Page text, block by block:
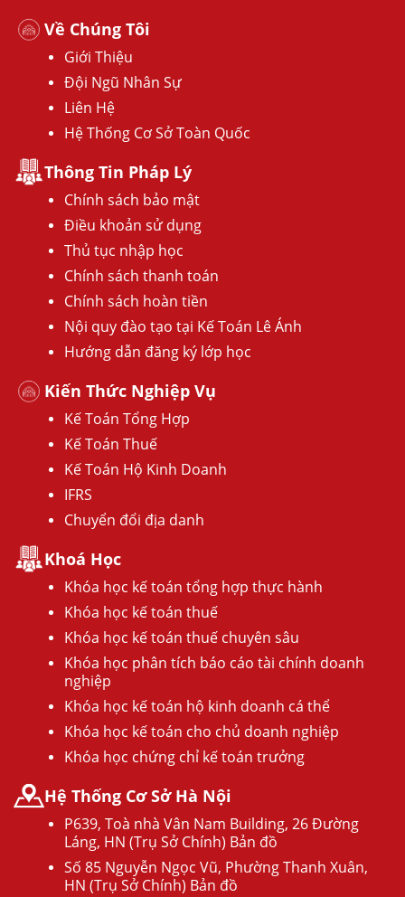
Về Chúng Tôi
Giới Thiệu
Đội Ngũ Nhân Sự
Liên Hệ
Hệ Thống Cơ Sở Toàn Quốc
Thông Tin Pháp Lý
Chính sách bảo mật
Điều khoản sử dụng
Thủ tục nhập học
Chính sách thanh toán
Chính sách hoàn tiền
Nội quy đào tạo tại Kế Toán Lê Ánh
Hướng dẫn đăng ký lớp học
Kiến Thức Nghiệp Vụ
Kế Toán Tổng Hợp
Kế Toán Thuế
Kế Toán Hộ Kinh Doanh
IFRS
Chuyển đổi địa danh
Khoá Học
Khóa học kế toán tổng hợp thực hành
Khóa học kế toán thuế
Khóa học kế toán thuế chuyên sâu
Khóa học phân tích báo cáo tài chính doanh
nghiệp
Khóa học kế toán hộ kinh doanh cá thể
Khóa học kế toán cho chủ doanh nghiệp
Khóa học chứng chỉ kế toán trưởng
Hệ Thống Cơ Sở Hà Nội
P639, Toà nhà Vân Nam Building, 26 Đường
Láng, HN (Trụ Sở Chính) Bản đồ
Số 85 Nguyễn Ngọc Vũ, Phường Thanh Xuân,
HN (Trụ Sở Chính) Bản đồ